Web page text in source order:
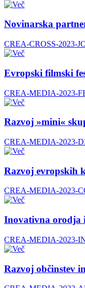
Novinarska
CREA-CROSS-2023-
Evropski filmski
CREA-MEDIA-2023-
Razvoj »mini«
CREA-MEDIA-2023-
Razvoj evropskih
CREA-MEDIA-2023-
Inovativna orodja
CREA-MEDIA-2023-
Razvoj občinstev